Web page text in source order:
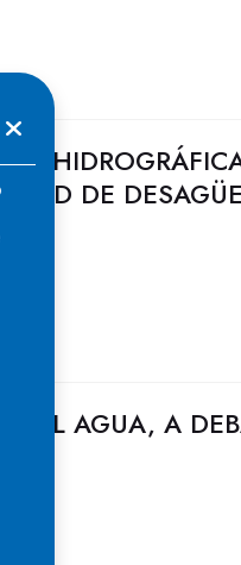
DE
DEL AGUA, A